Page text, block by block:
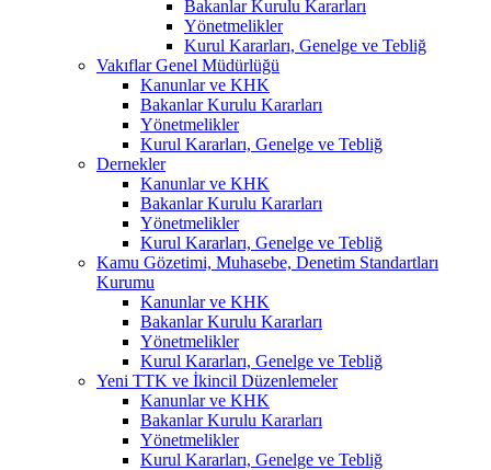
Bakanlar Kurulu Kararları
Yönetmelikler
Kurul Kararları, Genelge ve Tebliğ
Vakıflar Genel Müdürlüğü
Kanunlar ve KHK
Bakanlar Kurulu Kararları
Yönetmelikler
Kurul Kararları, Genelge ve Tebliğ
Dernekler
Kanunlar ve KHK
Bakanlar Kurulu Kararları
Yönetmelikler
Kurul Kararları, Genelge ve Tebliğ
Kamu Gözetimi, Muhasebe, Denetim Standartları
Kurumu
Kanunlar ve KHK
Bakanlar Kurulu Kararları
Yönetmelikler
Kurul Kararları, Genelge ve Tebliğ
Yeni TTK ve İkincil Düzenlemeler
Kanunlar ve KHK
Bakanlar Kurulu Kararları
Yönetmelikler
Kurul Kararları, Genelge ve Tebliğ